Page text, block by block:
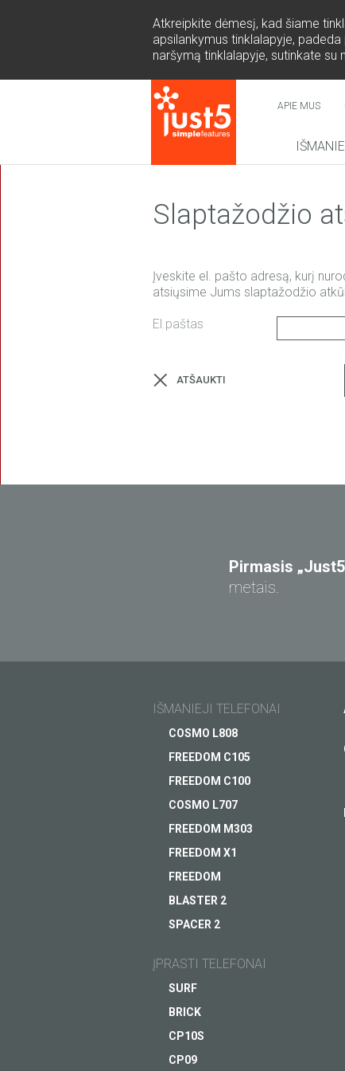
Atkreipkite dėmesį, kad šiame
apsilankymus tinklalapyje,
naršymą tinklalapyje, sutinkate
APIE MUS
Slaptažodžio
Įveskite el. pašto adresą, kurį
atsiųsime Jums slaptažodžio
El.paštas
ATŠAUKTI
Pirmasis
metais.
IŠMANIEJI TELEFONAI
COSMO L808
FREEDOM C105
FREEDOM C100
COSMO L707
FREEDOM M303
FREEDOM X1
FREEDOM
BLASTER 2
SPACER 2
ĮPRASTI TELEFONAI
SURF
BRICK
CP10S
CP09